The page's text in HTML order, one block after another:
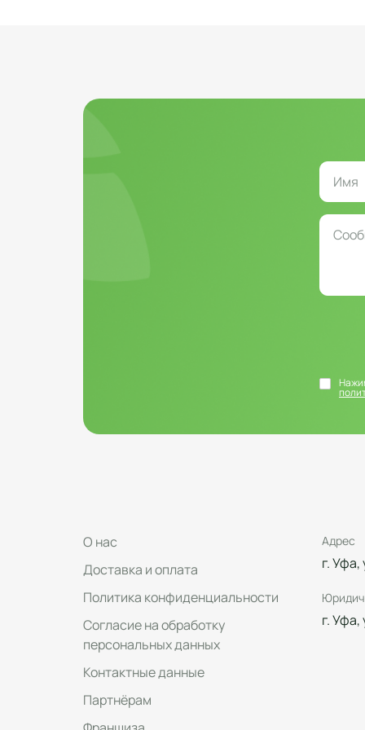
О нас
Доставка и оплата
Политика конфиденциальности
Согласие на обработку
персональных данных
Контактные данные
Партнёрам
Адрес
г.
г. Уфа,